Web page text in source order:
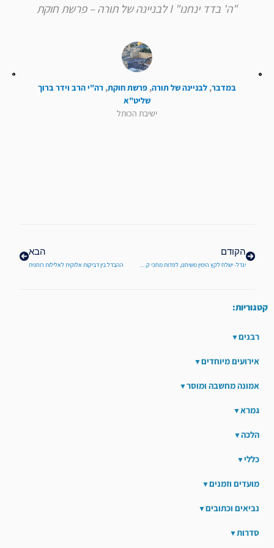
"ה' בדד ינחנו" I לבניינה של תורה – פרשת חוקת
במדבר, לבניינה של תורה, פרשת חוקת, רה"י הרב וידר ברוך
שליט"א
ישיבת הכותל
הקודם הבא
ההבדל בין דביקות אלוקית לאלילות רוחנית
קטגוריות:
רבנים
אירועים מיוחדים
אמונה מחשבה ומוסר
גמרא
הלכה
כללי
מועדים וזמנים
נביאים וכתובים
סדרות